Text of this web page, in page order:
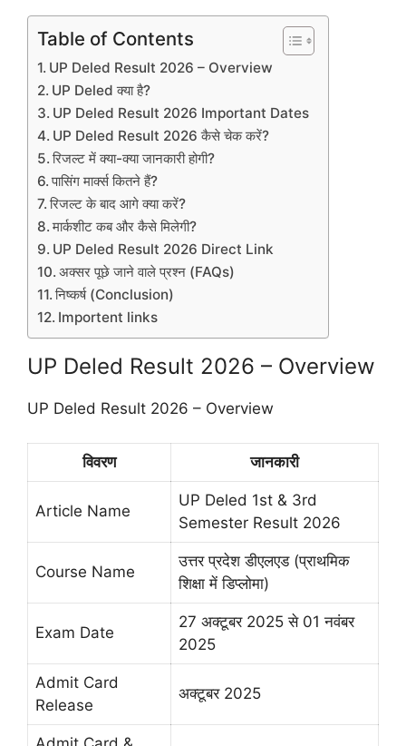
Table of Contents
UP Deled Result 2026 – Overview
UP Deled क्या है?
UP Deled Result 2026 Important Dates
UP Deled Result 2026 कैसे चेक करें?
रिजल्ट में क्या-क्या जानकारी होगी?
पासिंग मार्क्स कितने हैं?
रिजल्ट के बाद आगे क्या करें?
मार्कशीट कब और कैसे मिलेगी?
UP Deled Result 2026 Direct Link
अक्सर पूछे जाने वाले प्रश्न (FAQs)
निष्कर्ष (Conclusion)
Importent links
UP Deled Result 2026 – Overview
UP Deled Result 2026 – Overview
विवरण जानकारी
Article Name
UP Deled 1st & 3rd
Semester Result 2026
Course Name
उत्तर प्रदेश डीएलएड (प्राथमिक
शिक्षा में डिप्लोमा)
Exam Date
27 अक्टूबर 2025 से 01 नवंबर
2025
Admit Card
Release
अक्टूबर 2025